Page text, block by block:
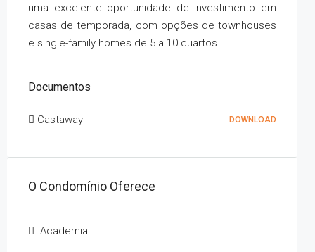
uma excelente oportunidade de investimento em
casas de temporada, com opções de townhouses
e single-family homes de 5 a 10 quartos.
Documentos
Castaway DOWNLOAD
O Condomínio Oferece
Academia